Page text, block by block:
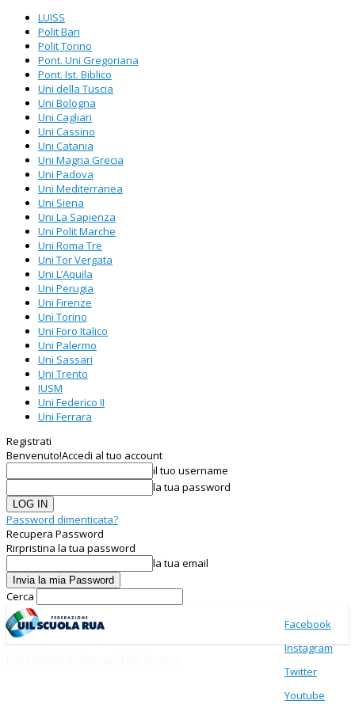
LUISS
Polit Bari
Polit Torino
Pont. Uni Gregoriana
Pont. Ist. Biblico
Uni della Tuscia
Uni Bologna
Uni Cagliari
Uni Cassino
Uni Catania
Uni Magna Grecia
Uni Padova
Uni Mediterranea
Uni Siena
Uni La Sapienza
Uni Polit Marche
Uni Roma Tre
Uni Tor Vergata
Uni L’Aquila
Uni Perugia
Uni Firenze
Uni Torino
Uni Foro Italico
Uni Palermo
Uni Sassari
Uni Trento
IUSM
Uni Federico II
Uni Ferrara
Registrati
Benvenuto!Accedi al tuo account
il tuo username
la tua password
Password dimenticata?
Recupera Password
Rirpristina la tua password
la tua email
Cerca
Facebook
Instagram
Twitter
Youtube